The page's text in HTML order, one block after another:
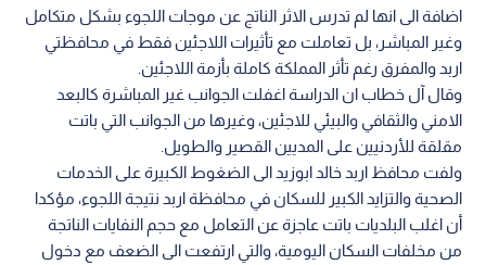
اضافة الى انها لم تدرس الاثر الناتج عن موجات اللجوء بشكل متكامل
وغير المباشر، بل تعاملت مع تأثيرات اللاجئين فقط في محافظتي
اربد والمفرق رغم تأثر المملكة كاملة بأزمة اللاجئين.
وقال آل خطاب ان الدراسة اغفلت الجوانب غير المباشرة كالبعد
الامني والثقافي والبيئي للاجئين، وغيرها من الجوانب التي باتت
مقلقة للأردنيين على المديين القصير والطويل.
ولفت محافظ اربد خالد ابوزيد الى الضغوط الكبيرة على الخدمات
الصحية والتزايد الكبير للسكان في محافظة اربد نتيجة اللجوء، مؤكدا
أن اغلب البلديات باتت عاجزة عن التعامل مع حجم النفايات الناتجة
من مخلفات السكان اليومية، والتي ارتفعت الى الضعف مع دخول